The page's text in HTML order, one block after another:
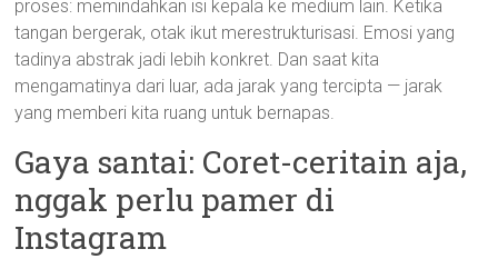
proses: memindahkan isi kepala ke medium lain. Ketika
tangan bergerak, otak ikut merestrukturisasi. Emosi yang
tadinya abstrak jadi lebih konkret. Dan saat kita
mengamatinya dari luar, ada jarak yang tercipta — jarak
yang memberi kita ruang untuk bernapas.
Gaya santai: Coret-ceritain aja,
nggak perlu pamer di
Instagram